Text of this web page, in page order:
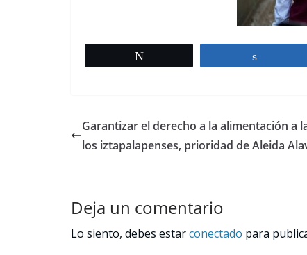
Garantizar el derecho a la alimentación a
los iztapalapenses, prioridad de Aleida
Deja un comentario
Lo siento, debes estarconectado para